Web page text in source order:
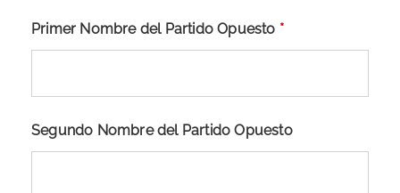
Primer Nombre del Partido Opuesto *
Segundo Nombre del Partido Opuesto